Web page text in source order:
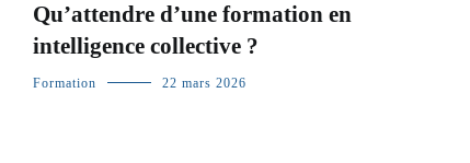
Qu’attendre d’une formation en
intelligence collective ?
Formation 22 mars 2026